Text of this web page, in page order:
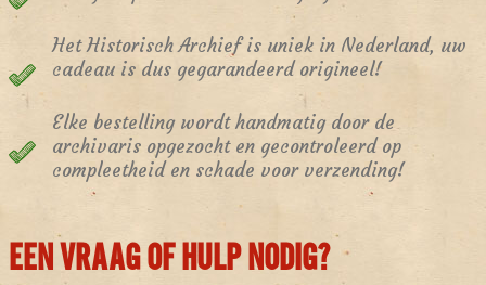
Het Historisch Archief is uniek in Nederland, uw
cadeau is dus gegarandeerd origineel!
Elke bestelling wordt handmatig door de
archivaris opgezocht en gecontroleerd op
compleetheid en schade voor verzending!
EEN VRAAG OF HULP NODIG?